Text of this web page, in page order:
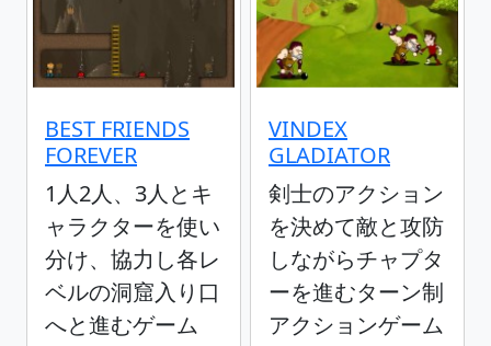
BEST FRIENDS
FOREVER
1人2人、3人とキ
ャラクターを使い
分け、協力し各レ
ベルの洞窟入り口
へと進むゲーム
VINDEX
GLADIATOR
剣士のアクション
を決めて敵と攻防
しながらチャプタ
ーを進むターン制
アクションゲーム